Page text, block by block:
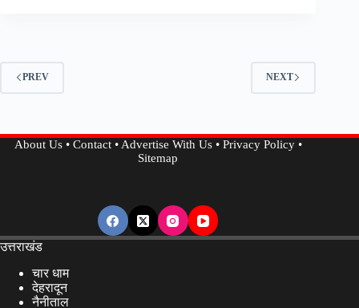
प्रक्रिया
शुरू,
शामिल
ऑनलाइन
PREV NEXT
About Us• Contact•Advertise With Us• Privacy Policy•
Sitemap
उत्तराखंड
चार धाम
देहरादून
नैनीताल